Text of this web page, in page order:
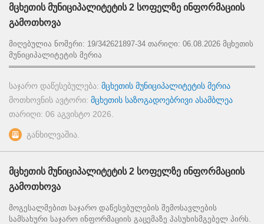
მცხეთის მუნიციპალიტეტის 2 სოფელზე ინფორმაციის
გამოთხოვა
მიღებულია ნომერი: 19/342621897-34 თარიღი: 06.08.2026 მცხეთის
მუნიციპალიტეტის მერია
საჯარო დაწესებულება: მცხეთის მუნიციპალიტეტის მერია
მოთხოვნის ავტორი: მცხეთის საზოგადოებრივი ასამბლეა
თარიღი: 06 აგვისტო 2026
განხილვაშია.
მცხეთის მუნიციპალიტეტის 2 სოფელზე ინფორმაციის
გამოთხოვა
მოგესალმებით საჯარო დაწესებულების შემოსავლების
სამსახური საჯარო ინფორმაციის გაცემაზე პასუხისმგებელ პირს.